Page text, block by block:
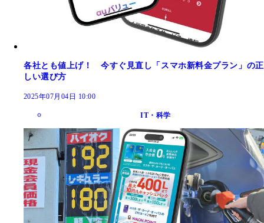
各社とも値上げ！ 今すぐ見直し「スマホ新料金プラン」の正
しい選び方
2025年07月04日 10:00
IT・科学